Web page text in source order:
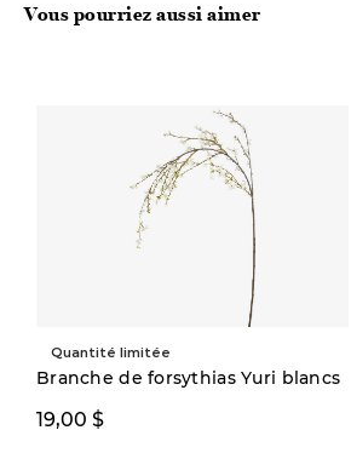
Vous pourriez aussi aimer
Quantité limitée
Branche de forsythias Yuri blancs
19,00 $